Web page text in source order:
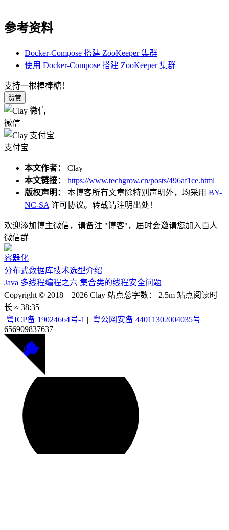
参考资料
Docker-Compose 搭建 ZooKeeper 集群
使用 Docker-Compose 搭建 ZooKeeper 集群
支持一根棒棒糖！
赞赏
微信
支付宝
本文作者：
Clay
本文链接：
https://www.techgrow.cn/posts/496af1ce.html
版权声明：
本博客所有文章除特别声明外，均采用 BY-
NC-SA 许可协议。转载请注明出处！
欢迎添加博主微信，请备注 "博客"，届时会邀请您加入百人
微信群
容器化
分布式数据库技术选型介绍
Java 多线程编程之六 集合类的线程安全问题
Copyright © 2018 – 2026 Clay 站点总字数： 2.5m 站点阅读时
长 ≈ 38:35
粤ICP备 19024664号-1 | 粤公网安备 44011302004035号
656909837637